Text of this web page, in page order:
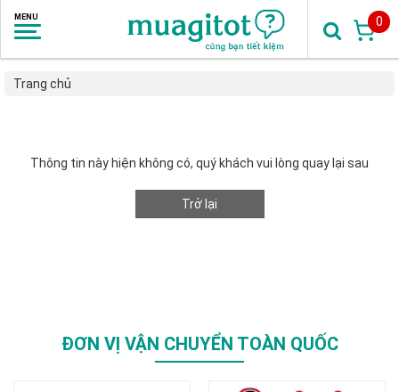
0
Trang chủ
Thông tin này hiện không có, quý khách vui lòng quay lại sau
Trở lại
ĐƠN VỊ VẬN CHUYỂN TOÀN QUỐC